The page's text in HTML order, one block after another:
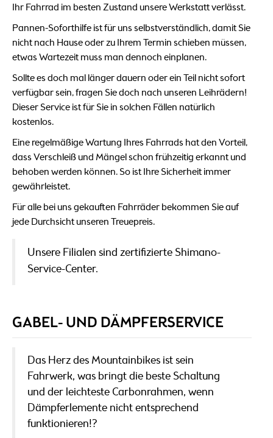
Ihr Fahrrad im besten Zustand unsere Werkstatt verlässt.
Pannen-Soforthilfe ist für uns selbstverständlich, damit Sie
nicht nach Hause oder zu Ihrem Termin schieben müssen,
etwas Wartezeit muss man dennoch einplanen.
Sollte es doch mal länger dauern oder ein Teil nicht sofort
verfügbar sein, fragen Sie doch nach unseren Leihrädern!
Dieser Service ist für Sie in solchen Fällen natürlich
kostenlos.
Eine regelmäßige Wartung Ihres Fahrrads hat den Vorteil,
dass Verschleiß und Mängel schon frühzeitig erkannt und
behoben werden können. So ist Ihre Sicherheit immer
gewährleistet.
Für alle bei uns gekauften Fahrräder bekommen Sie auf
jede Durchsicht unseren Treuepreis.
Unsere Filialen sind zertifizierte Shimano-
Service-Center.
GABEL- UND DÄMPFERSERVICE
Das Herz des Mountainbikes ist sein
Fahrwerk, was bringt die beste Schaltung
und der leichteste Carbonrahmen, wenn
Dämpferlemente nicht entsprechend
funktionieren!?